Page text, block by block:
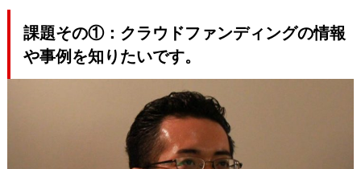
課題その①：クラウドファンディングの情報
や事例を知りたいです。